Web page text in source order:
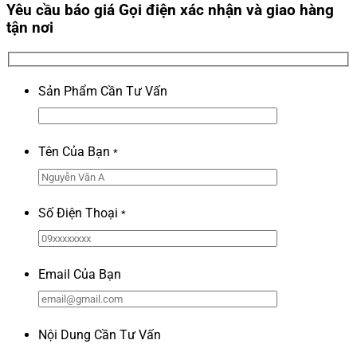
Yêu cầu báo giá Gọi điện xác nhận và giao hàng
tận nơi
Sản Phẩm Cần Tư Vấn
Tên Của Bạn *
Số Điện Thoại *
Email Của Bạn
Nội Dung Cần Tư Vấn